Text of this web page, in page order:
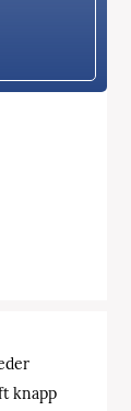
knapp